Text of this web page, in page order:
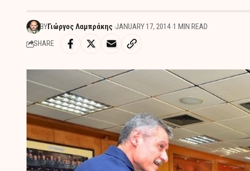
BYΓιώργος Λαμπράκης JANUARY 17, 2014 1 MIN READ
SHARE